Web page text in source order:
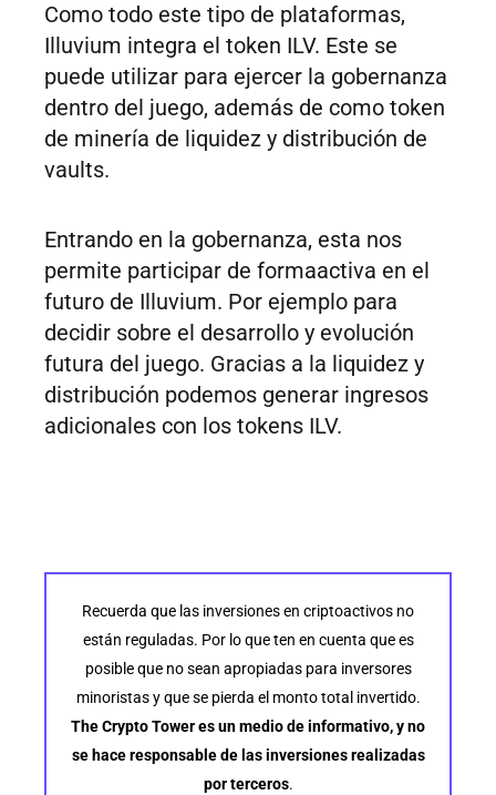
Como todo este tipo de plataformas,
Illuvium integra el token ILV. Este se
puede utilizar para ejercer la gobernanza
dentro del juego, además de como token
de minería de liquidez y distribución de
vaults.
Entrando en la gobernanza, esta nos
permite participar de formaactiva en el
futuro de Illuvium. Por ejemplo para
decidir sobre el desarrollo y evolución
futura del juego. Gracias a la liquidez y
distribución podemos generar ingresos
adicionales con los tokens ILV.
Recuerda que las inversiones en criptoactivos no
están reguladas. Por lo que ten en cuenta que es
posible que no sean apropiadas para inversores
minoristas y que se pierda el monto total invertido.
The Crypto Tower es un medio de informativo, y no
se hace responsable de las inversiones realizadas
por terceros.